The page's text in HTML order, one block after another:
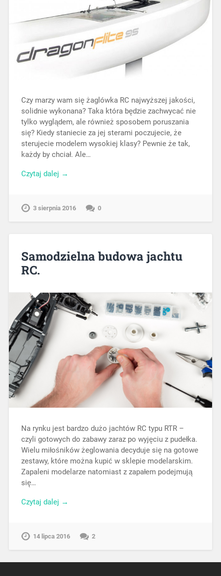
Czy marzy wam się żaglówka RC najwyższej jakości,
solidnie wykonana? Taka która będzie zachwycać nie
tylko wyglądem, ale również sposobem poruszania
się? Kiedy staniecie za jej sterami poczujecie, że
sterujecie modelem wysokiej klasy? Pewnie że tak,
każdy by chciał. Ale…
Czytaj dalej →
3 sierpnia 2016 0
Samodzielna budowa jachtu
RC.
Na rynku jest bardzo dużo jachtów RC typu RTR –
czyli gotowych do zabawy zaraz po wyjęciu z pudełka.
Wielu miłośników żeglowania decyduje się na gotowe
zestawy, które można kupić w sklepie modelarskim.
Zapaleni modelarze natomiast z zapałem podejmują
się…
Czytaj dalej →
14 lipca 2016 2